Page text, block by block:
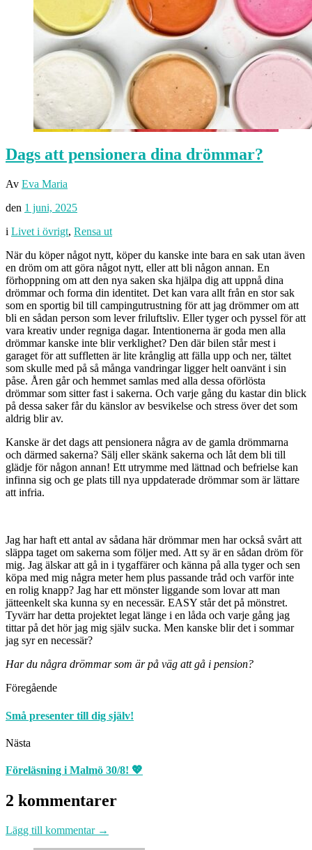
Dags att pensionera dina drömmar?
Av Eva Maria
den 1 juni, 2025
i Livet i övrigt, Rensa ut
När du köper något nytt, köper du kanske inte bara en sak utan även
en dröm om att göra något nytt, eller att bli någon annan. En
förhoppning om att den nya saken ska hjälpa dig att uppnå dina
drömmar och forma din identitet. Det kan vara allt från en stor sak
som en sportig bil till campingutrustning för att jag drömmer om att
bli en sådan person som lever friluftsliv. Eller tyger och pyssel för att
vara kreativ under regniga dagar. Intentionerna är goda men alla
drömmar kanske inte blir verklighet? Den där bilen står mest i
garaget för att suffletten är lite krånglig att fälla upp och ner, tältet
som skulle med på så många vandringar ligger helt oanvänt i sin
påse. Åren går och hemmet samlas med alla dessa oförlösta
drömmar som sitter fast i sakerna. Och varje gång du kastar din blick
på dessa saker får du känslor av besvikelse och stress över det som
aldrig blir av.
Kanske är det dags att pensionera några av de gamla drömmarna
och därmed sakerna? Sälj eller skänk sakerna och låt dem bli till
glädje för någon annan! Ett utrymme med lättnad och befrielse kan
infinna sig och ge plats till nya uppdaterade drömmar som är lättare
att infria.
Jag har haft ett antal av sådana här drömmar men har också svårt att
släppa taget om sakerna som följer med. Att sy är en sådan dröm för
mig. Jag älskar att gå in i tygaffärer och känna på alla tyger och sen
köpa med mig några meter hem plus passande tråd och varför inte
en rolig knapp? Jag har ett mönster liggande som lovar att man
jätteenkelt ska kunna sy en necessär. EASY står det på mönstret.
Tyvärr har detta projektet legat länge i en låda och varje gång jag
tittar på det hör jag mig själv sucka. Men kanske blir det i sommar
jag syr en necessär?
Har du några drömmar som är på väg att gå i pension?
Föregående
Små presenter till dig själv!
Nästa
Föreläsning i Malmö 30/8! 💖
2 kommentarer
Lägg till kommentar →